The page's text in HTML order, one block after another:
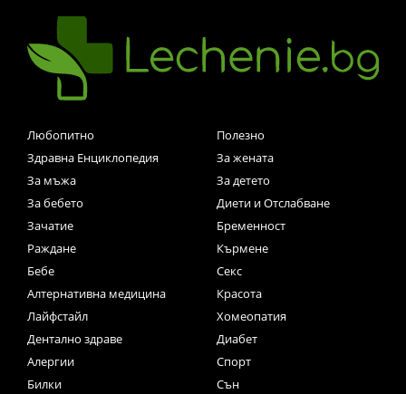
Любопитно
Полезно
Здравна Енциклопедия
За жената
За мъжа
За детето
За бебето
Диети и Отслабване
Зачатие
Бременност
Раждане
Кърмене
Бебе
Секс
Алтернативна медицина
Красота
Лайфстайл
Хомеопатия
Дентално здраве
Диабет
Алергии
Спорт
Билки
Сън